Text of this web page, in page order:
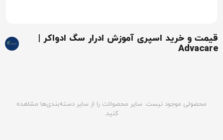
قیمت و خرید اسپری آموزش ادرار سگ ادواکر |
Advacare
محصولی موجود نیست. سایر محصولات را از سایر دسته‌بندی‌ها مشاهده
کنید.